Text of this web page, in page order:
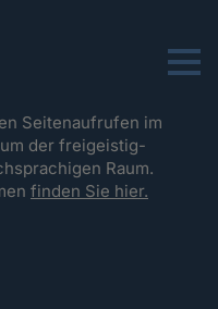
Menu
Seitenaufrufen im
der freigeistig-
Raum.
finden Sie hier.